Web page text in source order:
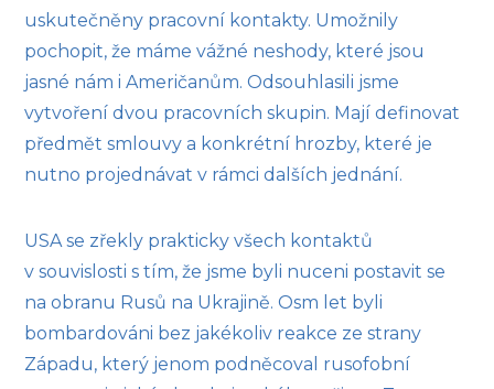
uskutečněny pracovní kontakty. Umožnily
pochopit, že máme vážné neshody, které jsou
jasné nám i Američanům. Odsouhlasili jsme
vytvoření dvou pracovních skupin. Mají definovat
předmět smlouvy a konkrétní hrozby, které je
nutno projednávat v rámci dalších jednání.
USA se zřekly prakticky všech kontaktů
v souvislosti s tím, že jsme byli nuceni postavit se
na obranu Rusů na Ukrajině. Osm let byli
bombardováni bez jakékoliv reakce ze strany
Západu, který jenom podněcoval rusofobní